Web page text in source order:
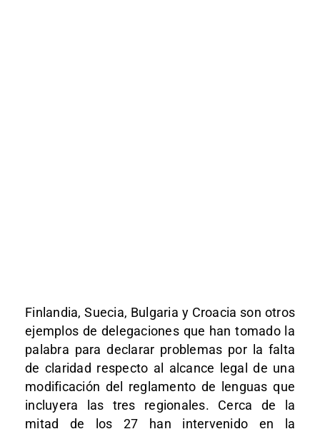
Finlandia, Suecia, Bulgaria y Croacia son otros
ejemplos de delegaciones que han tomado la
palabra para declarar problemas por la falta
de claridad respecto al alcance legal de una
modificación del reglamento de lenguas que
incluyera las tres regionales. Cerca de la
mitad de los 27 han intervenido en la